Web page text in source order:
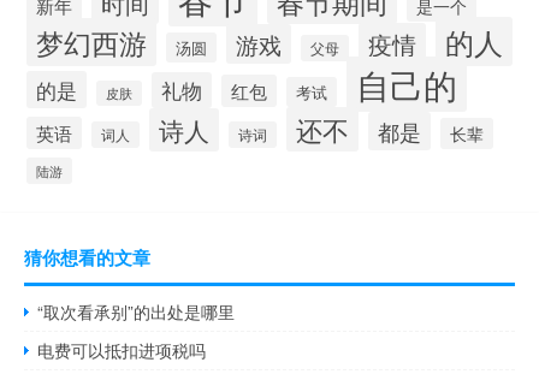
是一个
梦幻西游 汤圆 游戏 父母 疫情 的人
的是 皮肤 礼物 红包 考试 自己的
英语 词人 诗人 诗词 还不 都是 长辈
陆游
猜你想看的文章
“取次看承别”的出处是哪里
电费可以抵扣进项税吗